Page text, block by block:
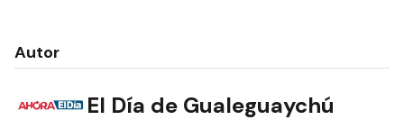
Autor
El Día de Gualeguaychú